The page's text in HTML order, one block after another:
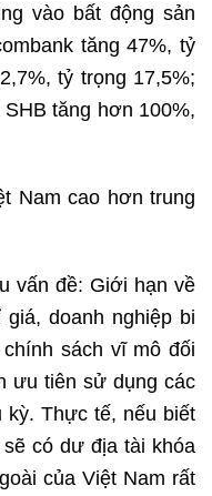
vào bất động sản
tăng 47%, tỷ
tỷ trọng 17,5%;
tăng hơn 100%,
vấn đề: Giới hạn về
doanh nghiệp bi
sách vĩ mô đối
ưu tiên sử dụng các
kỳ. Thực tế, nếu biết
có dư địa tài khóa
của Việt Nam rất